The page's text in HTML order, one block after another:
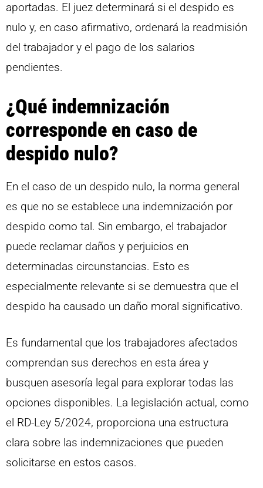
aportadas. El juez determinará si el despido es
nulo y, en caso afirmativo, ordenará la readmisión
del trabajador y el pago de los salarios
pendientes.
¿Qué indemnización
corresponde en caso de
despido nulo?
En el caso de un despido nulo, la norma general
es que no se establece una indemnización por
despido como tal. Sin embargo, el trabajador
puede reclamar daños y perjuicios en
determinadas circunstancias. Esto es
especialmente relevante si se demuestra que el
despido ha causado un daño moral significativo.
Es fundamental que los trabajadores afectados
comprendan sus derechos en esta área y
busquen asesoría legal para explorar todas las
opciones disponibles. La legislación actual, como
el RD-Ley 5/2024, proporciona una estructura
clara sobre las indemnizaciones que pueden
solicitarse en estos casos.